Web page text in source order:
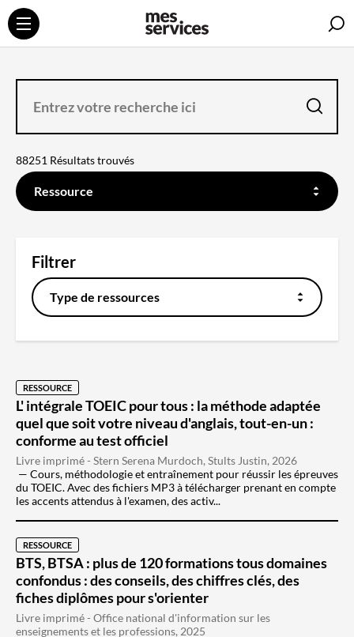
ENTREZ
RECHERCHE
88251 Résultats trouvés
FILTREZ
SUR
QUEL
CONTENU
DOIT
Ressource
Filtrer
Type de ressources
RESSOURCE
L' intégrale TOEIC pour tous : la méthode adaptée
quel que soit votre niveau d'anglais, tout-en-un :
conforme au test officiel
Livre imprimé - Stern Serena Murdoch, Stults Justin, 2026
Cours, méthodologie et entraînement pour réussir les épreuves
du TOEIC. Avec des fichiers MP3 à télécharger prenant en compte
les accents attendus à l'examen, des activ...
RESSOURCE
BTS, BTSA : plus de 120 formations tous domaines
confondus : des conseils, des chiffres clés, des
fiches diplômes pour s'orienter
Livre imprimé - Office national d'information sur les
enseignements et les professions, 2025